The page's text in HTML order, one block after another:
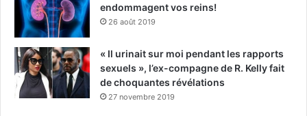
endommagent vos reins!
26 août 2019
« Il urinait sur moi pendant les rapports
sexuels », l’ex-compagne de R. Kelly fait
de choquantes révélations
27 novembre 2019